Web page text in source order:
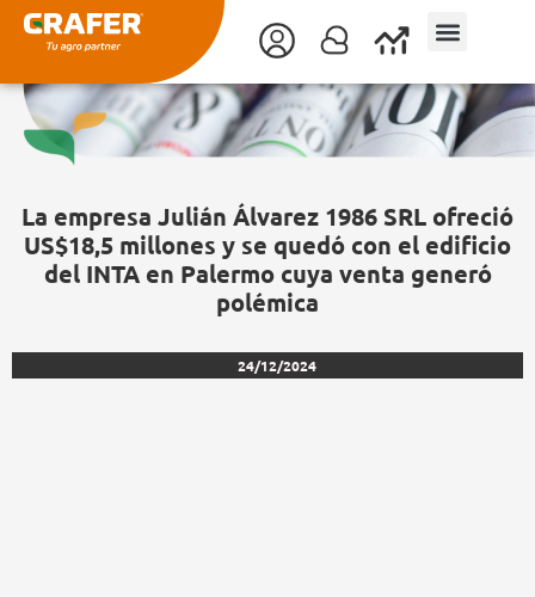
contenido
La empresa Julián Álvarez 1986 SRL ofreció
US$18,5 millones y se quedó con el edificio
del INTA en Palermo cuya venta generó
polémica
24/12/2024